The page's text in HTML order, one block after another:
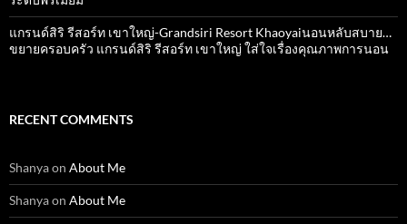
แกรนด์สิริ​ รีสอร์ท​ เขาใหญ่​-Grandsiri​ Resort​ Khaoyaiนอนหลับสบาย…
ขยายครอบครัว แกรนด์สิริ รีสอร์ท เขาใหญ่ ใส่ใจเรื่องคุณภาพการนอน
RECENT COMMENTS
Shanyaon About Me
Shanyaon About Me